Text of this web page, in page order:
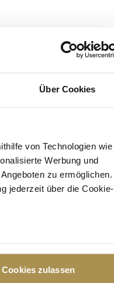
Über Cookies
von Technologien wie
Werbung und
zu ermöglichen.
jederzeit über die Cookie-
Präferenzen im
Cookies zulassen